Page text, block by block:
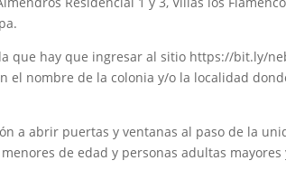
que hay que ingresar al sitio https://bit.ly/
el nombre de la colonia y/o la localidad
a abrir puertas y ventanas al paso de la
de edad y personas adultas mayores